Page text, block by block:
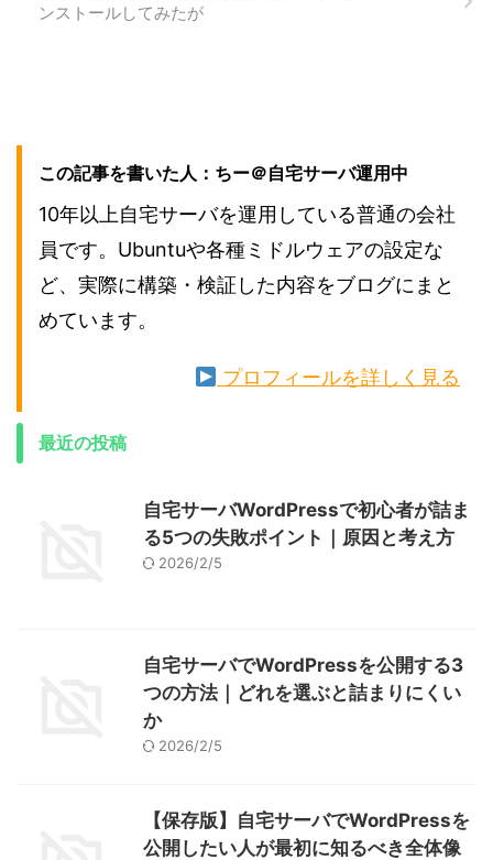
ンストールしてみたが
この記事を書いた人：ちー＠自宅サーバ運用中
10年以上自宅サーバを運用している普通の会社
員です。Ubuntuや各種ミドルウェアの設定な
ど、実際に構築・検証した内容をブログにまと
めています。
プロフィールを詳しく見る
最近の投稿
自宅サーバWordPressで初心者が詰ま
る5つの失敗ポイント｜原因と考え方
2026/2/5
自宅サーバでWordPressを公開する3
つの方法｜どれを選ぶと詰まりにくい
か
2026/2/5
【保存版】自宅サーバでWordPressを
公開したい人が最初に知るべき全体像